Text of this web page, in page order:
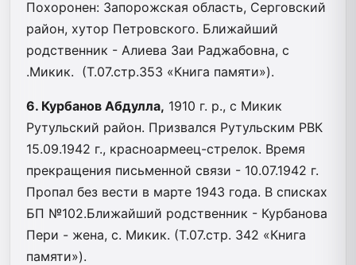
Похоронен: Запорожская область, Серговский
район, хутор Петровского. Ближайший
родственник - Алиева Заи Раджабовна, с
.Микик. (Т.07.стр.353 «Книга памяти»).
6. Курбанов Абдулла, 1910 г. р., с Микик
Рутульский район. Призвался Рутульским РВК
15.09.1942 г., красноармеец-стрелок. Время
прекращения письменной связи - 10.07.1942 г.
Пропал без вести в марте 1943 года. В списках
БП №102.Ближайший родственник - Курбанова
Пери - жена, с. Микик. (Т.07.стр. 342 «Книга
памяти»).